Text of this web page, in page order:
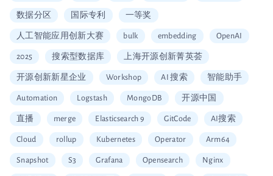
数据分区 国际专利 一等奖
人工智能应用创新大赛 bulk embedding OpenAI
2025 搜索型数据库 上海开源创新菁英荟
开源创新新星企业 Workshop AI 搜索 智能助手
Automation Logstash MongoDB 开源中国
直播 merge Elasticsearch 9 GitCode AI搜索
Cloud rollup Kubernetes Operator Arm64
Snapshot S3 Grafana Opensearch Nginx